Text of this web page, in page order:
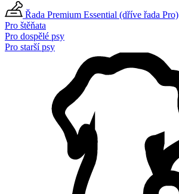
Řada Premium Essential (dříve řada Pro)
Pro štěňata
Pro dospělé psy
Pro starší psy